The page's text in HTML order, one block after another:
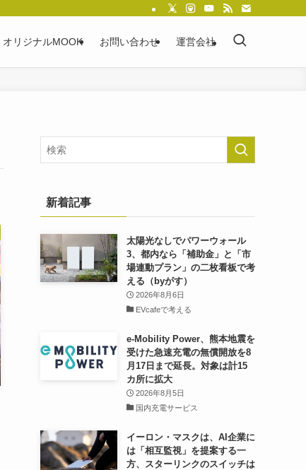
オリジナルMOOK お問い合わせ 運営会社
新着記事
太陽光なしでパワーウォール
3、都内なら「補助金」と「市
場連動プラン」の二枚看板で考
える（byがす）
2026年8月6日
EVcafeで考える
e-Mobility Power、熊本地震を
受けた急速充電の無償開放を8
月17日まで延長。対象は計15
カ所に拡大
2026年8月5日
国内充電サービス
イーロン・マスクは、AI企業に
は「相互監視」を提案する一
方、スターリンクのスイッチは